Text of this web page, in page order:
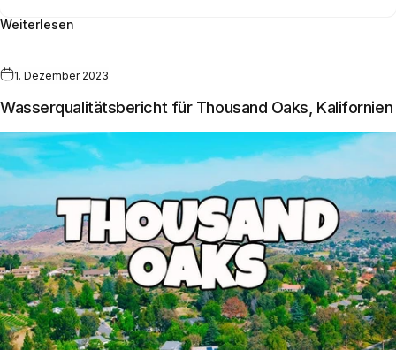
Weiterlesen
1. Dezember 2023
Wasserqualitätsbericht für Thousand Oaks, Kalifornien